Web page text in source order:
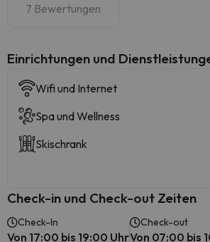
7 Bewertungen
​Einrichtungen und
Wifi und Internet
Spa und Wellness
Skischrank
Check-in und Check-out Zeiten
Check-In
Von 17:00 bis 19:00 Uhr
Check-out
Von 07:00 bis